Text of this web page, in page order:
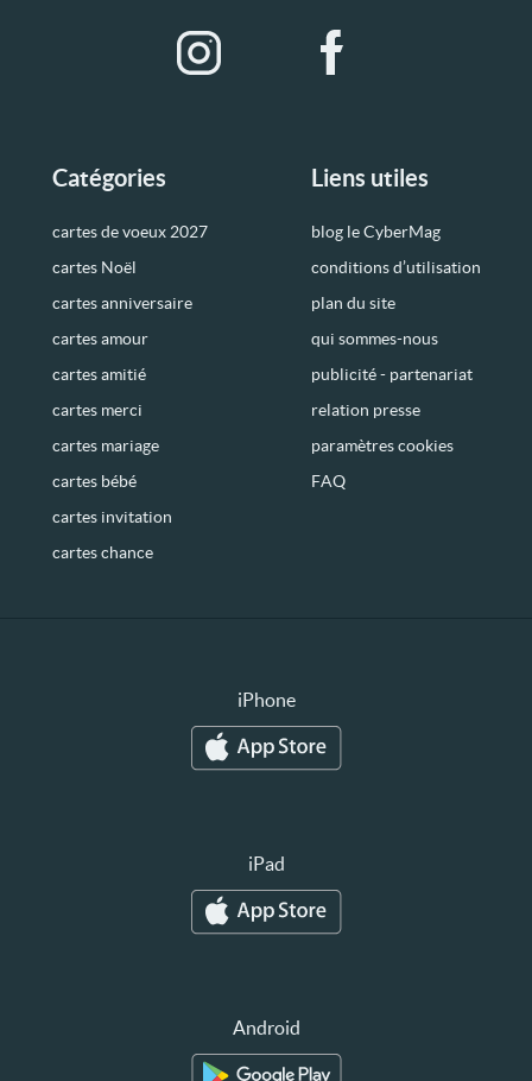
Catégories
cartes de voeux 2027
cartes Noël
cartes anniversaire
cartes amour
cartes amitié
cartes merci
cartes mariage
cartes bébé
cartes invitation
cartes chance
Liens utiles
blog le CyberMag
conditions d’utilisation
plan du site
qui sommes-nous
publicité - partenariat
relation presse
paramètres cookies
FAQ
iPhone
iPad
Android